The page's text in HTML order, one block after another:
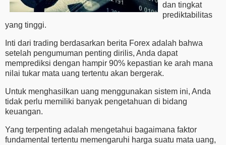
dan tingkat
prediktabilitas
yang tinggi.
Inti dari trading berdasarkan berita Forex adalah bahwa
setelah pengumuman penting dirilis, Anda dapat
memprediksi dengan hampir 90% kepastian ke arah mana
nilai tukar mata uang tertentu akan bergerak.
Untuk menghasilkan uang menggunakan sistem ini, Anda
tidak perlu memiliki banyak pengetahuan di bidang
keuangan.
Yang terpenting adalah mengetahui bagaimana faktor
fundamental tertentu memengaruhi harga suatu mata uang,